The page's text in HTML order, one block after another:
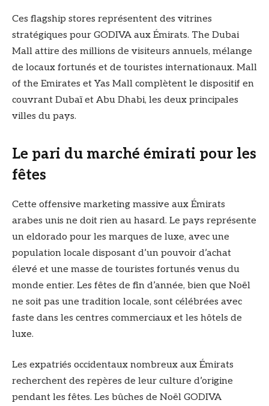
Ces flagship stores représentent des vitrines
stratégiques pour GODIVA aux Émirats. The Dubai
Mall attire des millions de visiteurs annuels, mélange
de locaux fortunés et de touristes internationaux. Mall
of the Emirates et Yas Mall complètent le dispositif en
couvrant Dubaï et Abu Dhabi, les deux principales
villes du pays.
Le pari du marché émirati pour les
fêtes
Cette offensive marketing massive aux Émirats
arabes unis ne doit rien au hasard. Le pays représente
un eldorado pour les marques de luxe, avec une
population locale disposant d’un pouvoir d’achat
élevé et une masse de touristes fortunés venus du
monde entier. Les fêtes de fin d’année, bien que Noël
ne soit pas une tradition locale, sont célébrées avec
faste dans les centres commerciaux et les hôtels de
luxe.
Les expatriés occidentaux nombreux aux Émirats
recherchent des repères de leur culture d’origine
pendant les fêtes. Les bûches de Noël GODIVA